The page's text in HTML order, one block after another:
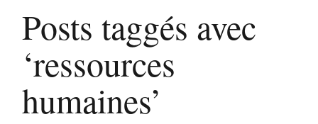
Posts taggés avec
‘ressources
humaines’